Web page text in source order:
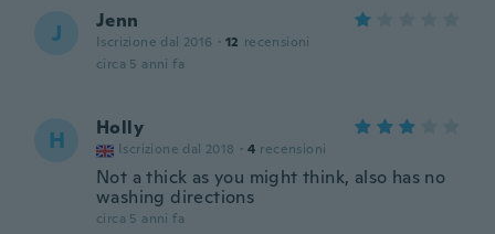
J Jenn
Iscrizione dal 2016 · 12 recensioni
circa 5 anni fa
H Holly
Iscrizione dal 2018 · 4 recensioni
Not a thick as you might think, also has no
washing directions
circa 5 anni fa